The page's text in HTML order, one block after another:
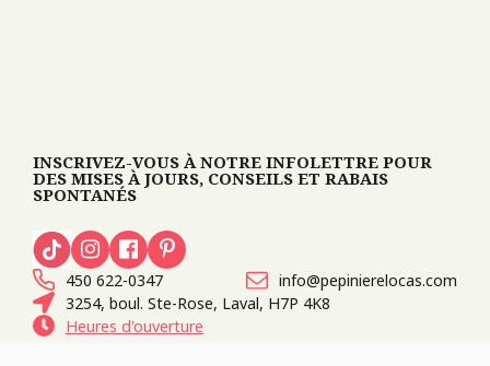
INSCRIVEZ-VOUS À NOTRE INFOLETTRE POUR
DES MISES À JOURS, CONSEILS ET RABAIS
SPONTANÉS
450 622-0347
info@pepinierelocas.com
3254, boul. Ste-Rose, Laval, H7P 4K8
Heures d'ouverture